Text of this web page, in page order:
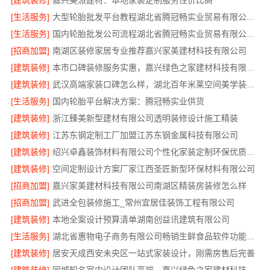
[生活服务]
大型轮胎批发平台教程湖北省腾冠畅实业贸易有限公司采购指南
[生活服务]
国内轮胎批发公司流程湖北省腾冠畅实业贸易有限公司规范交易
[招商加盟] 南湖区装修家居专业推荐嘉兴家美建材科技有限公司
[建筑装修]
[建筑装修]
武汉高端家装口碑怎么样，湖北百年米莱空间美学装饰材料有限公司实力说话
[生活服务] 国内轮胎平台解决方案：腾冠畅实业供货
[建筑装修] 浙江臻美新型建材有限公司透明装修设计施工精装
[建筑装修] 江苏东钢定制工厂加盟江苏东钢金属科技有限公司
[建筑装修]
绍兴卓鑫装饰材料有限公司个性化家装定制环保优质材料
[建筑装修] 空间定制设计方案厂家江西圣匠新型环保材料有限公司
[招商加盟] 嘉兴家美建材科技有限公司南湖区精装房装修怎么样
[招商加盟] 武进全包装修施工_常州宜居佳装饰工程有限公司
[建筑装修] 本地全案设计预算清单湖南创益讯建筑有限公司
[生活服务]
湖北省惠物电子商务有限公司畅销生鲜食品软件功能解析
[建筑装修] 居安天成西安未央区一站式家装设计，刚需房售后完善